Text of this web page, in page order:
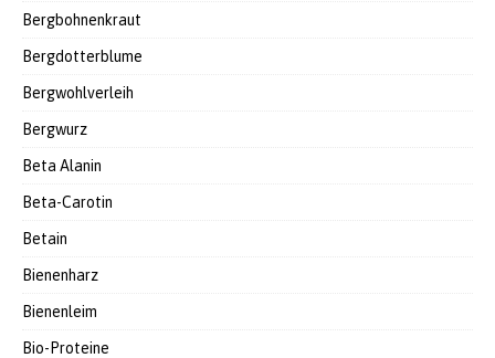
Bergbohnenkraut
Bergdotterblume
Bergwohlverleih
Bergwurz
Beta Alanin
Beta-Carotin
Betain
Bienenharz
Bienenleim
Bio-Proteine